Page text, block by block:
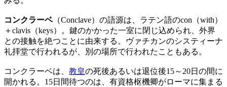
コンクラーベ（Conclave）の語源は、ラテン語のcon（with）
＋clavis（keys）。鍵のかかった一室に閉じ込められ、外界
との接触を絶つことに由来する。ヴァチカンのシスティーナ
礼拝堂で行われるが、別の場所で行われたこともある。
コンクラーベは、 教皇の死後あるいは退位後15～20日の間に
開かれる。15日間待つのは、有資格枢機卿がローマに集まる